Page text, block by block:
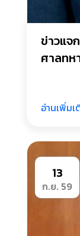
ข่าวแจ
ศาลทห
อ่านเพิ่มเ
13
ก.ย. 59